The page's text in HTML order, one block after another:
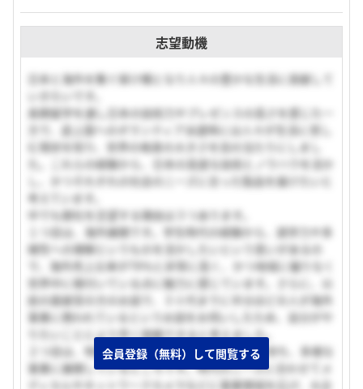
志望動機
日本と海外を繋ぐ架け橋となり人々の豊かな生活に貢献して
長期留学を通し日本の技術力やプレゼンスの高さを感じた一
方で、途上国へのボランティア派遣時には人々が生活に苦し
む現状を知り、世界の格差の大きさを目の当たりにしまし
た。これらの経験から、日本の高度な技術とノウハウを活か
し、かつそれぞれの社会のニーズに合った製品を届けたいと
考えています。
中でも御社を志望する理由は３つあります。
１つ目は、海外展開です。学生時代の経験から、語学力や多
様性への理解というものを活かしたいという思いがあるの
で、海外売上比率が78％と非常に高く、かつ地域に偏りなく
世界中に根付いている点に魅力に感じています。さらに、以
前の面接官の方のお話で、３０代までに半分ほどの人が海外
事業に携われているというお話をお伺いしたため、自分がや
りたいことにより早く挑戦できると考えました。
２つ目は、特許を取得しているような技術力を持ち、多様な
事業に展開しているところです。時代のニーズに合わせてメ
ディカルやネットワークカメラなどに事業領域を広げ、大企
会員登録（無料）して閲覧する